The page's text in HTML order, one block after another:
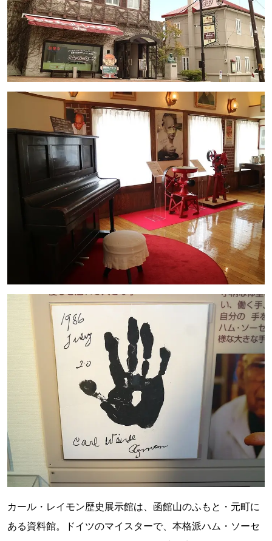
カール・レイモン歴史展示館は、函館山のふもと・元町に
ある資料館。ドイツのマイスターで、本格派ハム・ソーセ